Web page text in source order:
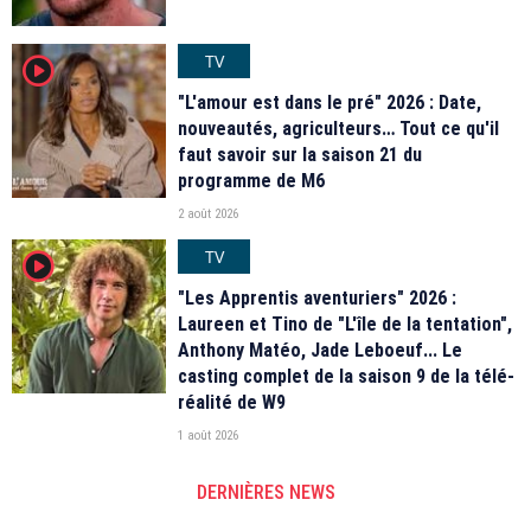
player2
TV
"L'amour est dans le pré" 2026 : Date,
nouveautés, agriculteurs… Tout ce qu'il
faut savoir sur la saison 21 du
programme de M6
2 août 2026
player2
TV
"Les Apprentis aventuriers" 2026 :
Laureen et Tino de "L'île de la tentation",
Anthony Matéo, Jade Leboeuf... Le
casting complet de la saison 9 de la télé-
réalité de W9
1 août 2026
DERNIÈRES NEWS